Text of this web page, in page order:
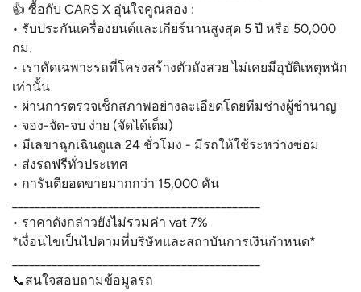
👍 ซื้อกับ CARS X อุ่นใจคูณสอง :
• รับประกันเครื่องยนต์และเกียร์นานสูงสุด 5 ปี หรือ 50,000
กม.
• เราคัดเฉพาะรถที่โครงสร้างตัวถังสวย ไม่เคยมีอุบัติเหตุหนัก
เท่านั้น
• ผ่านการตรวจเช็กสภาพอย่างละเอียดโดยทีมช่างผู้ชำนาญ
• จอง-จัด-จบ ง่าย (จัดได้เต็ม)
• มีเลขาฉุกเฉินดูแล 24 ชั่วโมง - มีรถให้ใช้ระหว่างซ่อม
• ส่งรถฟรีทั่วประเทศ
• การันตียอดขายมากกว่า 15,000 คัน
• ราคาดังกล่าวยังไม่รวมค่า vat 7%
*เงื่อนไขเป็นไปตามที่บริษัทและสถาบันการเงินกำหนด*
📞สนใจสอบถามข้อมูลรถ